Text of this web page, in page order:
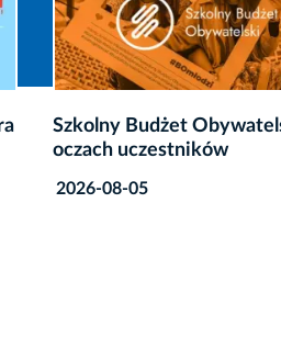
„Zielone kosiarki” na
– zapisz się na warsztaty
2026-07-02